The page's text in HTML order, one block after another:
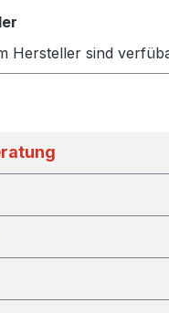
Hersteller sind